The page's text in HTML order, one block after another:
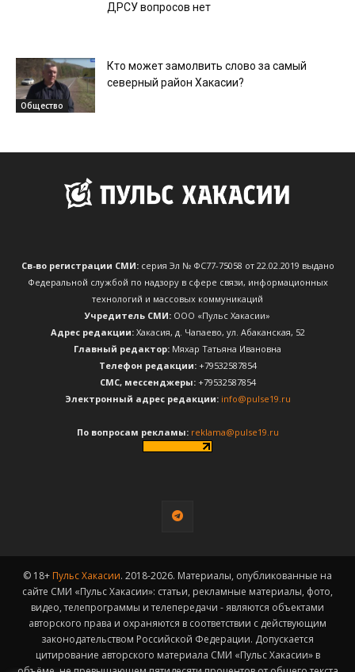
ДРСУ вопросов нет
Общество
Кто может замолвить слово за самый
северный район Хакасии?
Св-во регистрации СМИ:серия Эл № ФС77-75058 от 22.02.2019 выдано
Федеральной службой по надзору в сфере связи, информационных
технологий и массовых коммуникаций
Учредитель СМИ: ООО «Пульс Хакасии»
Адрес редакции:Хакасия, д. Чапаево, ул. Абаканская, 52
Главный редактор: Мяхар Татьяна Ивановна
Телефон редакции:+79532587854
CМС, мессенджеры:+79532587854
Электронный адрес редакции: info@pulse19.ru
По вопросам рекламы: reklama@pulse19.ru
© 18+ Пульс Хакасии. 2018-2026. Материалы, опубликованные на
сайте СМИ «Пульс Хакасии»: статьи, рекламные материалы, фото,
видео, телепрограммы и телепередачи - являются объектами
авторского права и охраняются в соответствии с действующим
законодательством Российской Федерации. Допускается
цитирование авторского материала СМИ «Пульс Хакасии» в